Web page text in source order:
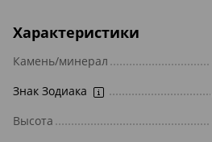
Характеристики
Камень/минерал
Знак Зодиака
Высота